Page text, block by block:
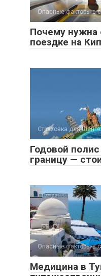
Опасные факторы в
Почему нужна
поездке на
Страховка для
Годовой
границу —
Опасные факторы в
Медицина в